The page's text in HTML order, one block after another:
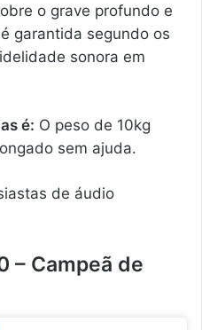
o grave profundo e
garantida segundo os
sonora em
é: O peso de 10kg
sem ajuda.
de áudio
– Campeã de